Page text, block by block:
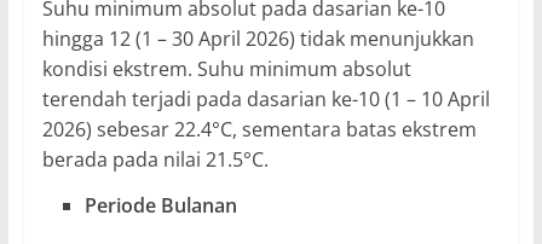
Suhu minimum absolut pada dasarian ke-10
hingga 12 (1 – 30 April 2026) tidak menunjukkan
kondisi ekstrem. Suhu minimum absolut
terendah terjadi pada dasarian ke-10 (1 – 10 April
2026) sebesar 22.4°C, sementara batas ekstrem
berada pada nilai 21.5°C.
Periode Bulanan